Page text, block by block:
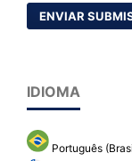
ENVIAR
IDIOMA
Português